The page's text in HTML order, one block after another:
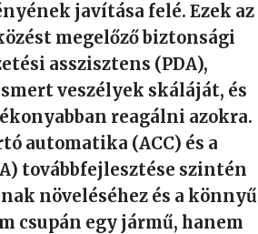
javítása felé. Ezek az
megelőző biztonsági
asszisztens (PDA),
veszélyek skáláját, és
reagálni azokra.
automatika (ACC) és a
továbbfejlesztése szintén
növeléséhez és a könnyű
csupán egy jármű, hanem